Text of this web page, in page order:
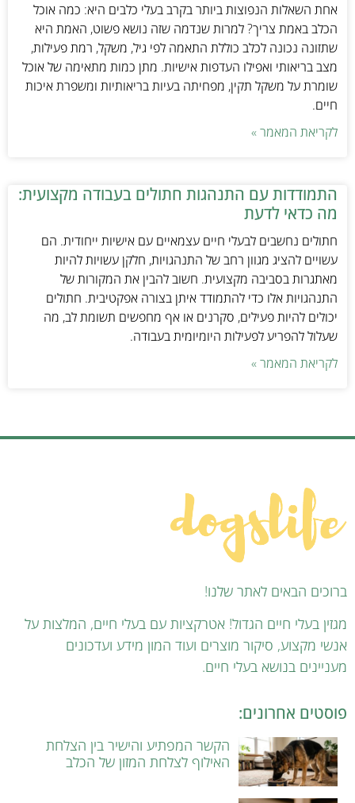
אחת השאלות הנפוצות ביותר בקרב בעלי כלבים היא: כמה אוכל
הכלב באמת צריך? למרות שנדמה שזה נושא פשוט, האמת היא
שתזונה נכונה לכלב כוללת התאמה לפי גיל, משקל, רמת פעילות,
מצב בריאותי ואפילו העדפות אישיות. מתן כמות מתאימה של אוכל
שומרת על משקל תקין, מפחיתה בעיות בריאותיות ומשפרת איכות
חיים.
לקריאת המאמר »
התמודדות עם התנהגות חתולים בעבודה מקצועית:
מה כדאי לדעת
חתולים נחשבים לבעלי חיים עצמאיים עם אישיות ייחודית. הם
עשויים להציג מגוון רחב של התנהגויות, חלקן עשויות להיות
מאתגרות בסביבה מקצועית. חשוב להבין את המקורות של
התנהגויות אלו כדי להתמודד איתן בצורה אפקטיבית. חתולים
יכולים להיות פעילים, סקרנים או אף מחפשים תשומת לב, מה
שעלול להפריע לפעילות היומיומית בעבודה.
לקריאת המאמר »
ברוכים הבאים לאתר שלנו!
מגזין בעלי חיים הגדול! אטרקציות עם בעלי חיים, המלצות על
אנשי מקצוע, סיקור מוצרים ועוד המון מידע ועדכונים
מעניינים בנושא בעלי חיים.
פוסטים אחרונים:
הקשר המפתיע והישיר בין הצלחת
האילוף לצלחת המזון של הכלב